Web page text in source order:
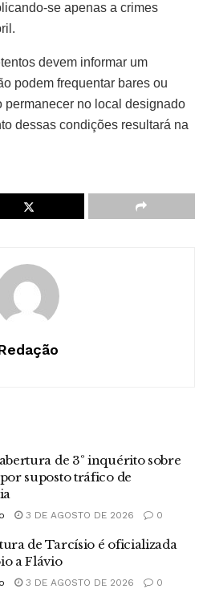
se apenas a crimes
devem informar um
podem frequentar bares ou
permanecer no local designado
dessas condições resultará na
de 3º inquérito sobre
suposto tráfico de
3 DE AGOSTO DE 2026 0
de Tarcísio é oficializada
a Flávio
3 DE AGOSTO DE 2026 0